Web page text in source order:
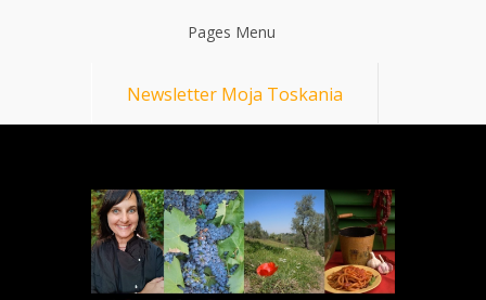
Pages Menu
Newsletter Moja Toskania